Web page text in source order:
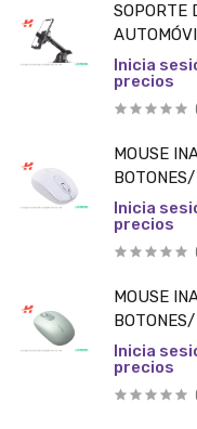
SOPORTE
/NEGRO/
Inicia
precios
MOUSE
DUSTY
Inicia
precios
MOUSE
VERDE
Inicia
precios